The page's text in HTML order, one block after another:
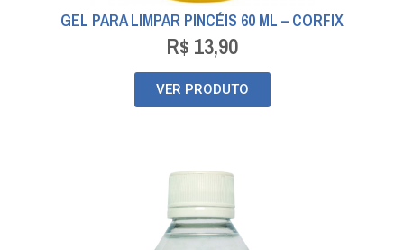
GEL PARA LIMPAR PINCÉIS 60 ML – CORFIX
R$ 13,90
VER PRODUTO